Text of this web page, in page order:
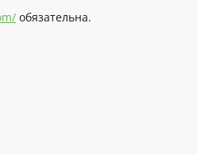
обязательна.